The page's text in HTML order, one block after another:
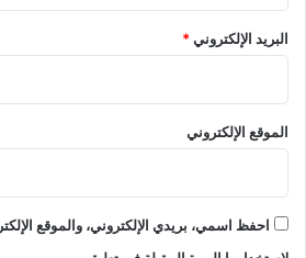
البريد الإلكتروني*
الموقع الإلكتروني
احفظ اسمي، بريدي الإلكتروني، والموقع